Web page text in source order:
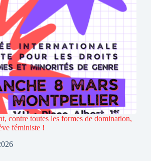
contre toutes les formes de domination,
féministe !